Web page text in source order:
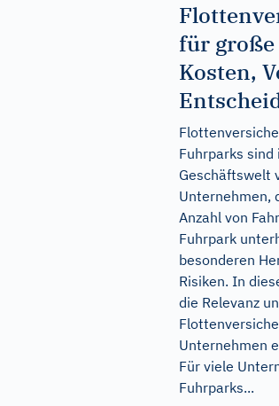
für
Kosten,
Fuhrparks sind
Geschäftswelt
Unternehmen,
Anzahl von
Fuhrpark
besonderen
Risiken. In
die Relevanz
Unternehmen
Für viele
Fuhrparks...